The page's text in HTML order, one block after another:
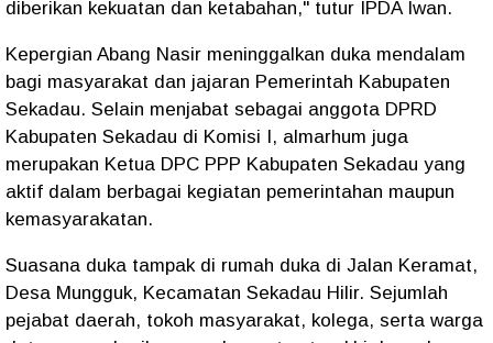
diberikan kekuatan dan ketabahan," tutur IPDA Iwan.
Kepergian Abang Nasir meninggalkan duka mendalam
bagi masyarakat dan jajaran Pemerintah Kabupaten
Sekadau. Selain menjabat sebagai anggota DPRD
Kabupaten Sekadau di Komisi I, almarhum juga
merupakan Ketua DPC PPP Kabupaten Sekadau yang
aktif dalam berbagai kegiatan pemerintahan maupun
kemasyarakatan.
Suasana duka tampak di rumah duka di Jalan Keramat,
Desa Mungguk, Kecamatan Sekadau Hilir. Sejumlah
pejabat daerah, tokoh masyarakat, kolega, serta warga